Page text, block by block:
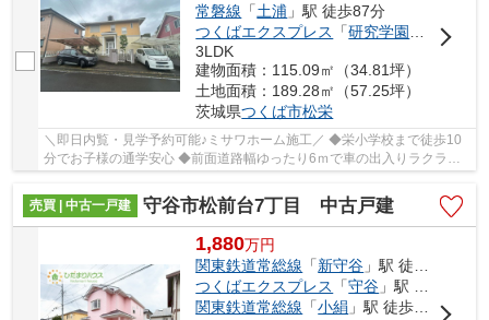
常磐線 「土浦 」駅 徒歩87分
つくばエクスプレス
「研究学園
」駅 徒歩
3LDK
建物面積：115.09㎡（34.81坪）
土地面積：189.28㎡（57.25坪）
茨城県つくば市松栄
＼即日内覧・見学予約可能♪ミサワホーム施工／ ◆栄小学校まで徒歩10
分でお子様の通学安心 ◆前面道路幅ゆったり6ｍで車の出入りラクラク
◆2台駐車可能 ◆全居室収納完備のため住空間す...
売買 | 中古一戸建
守谷市松前台7丁目 中古戸建
1,880万円
関東鉄道常総線 「新守谷 」駅 徒歩38分
つくばエクスプレス
「守谷 」駅 徒歩64分
関東鉄道常総線 「小絹 」駅 徒歩38分